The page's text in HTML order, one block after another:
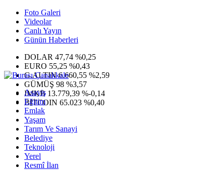
Foto Galeri
Videolar
Canlı Yayın
Günün Haberleri
DOLAR 47,74 %0,25
EURO 55,25 %0,43
G.ALTIN6.660,55 %2,59
GÜMÜŞ 98 %3,57
IMKB 13.779,39 %-0,14
BITCOIN 65.023 %0,40
Asayiş
Eğitim
Emlak
Yaşam
Tarım Ve Sanayi
Belediye
Teknoloji
Yerel
Resmî İlan